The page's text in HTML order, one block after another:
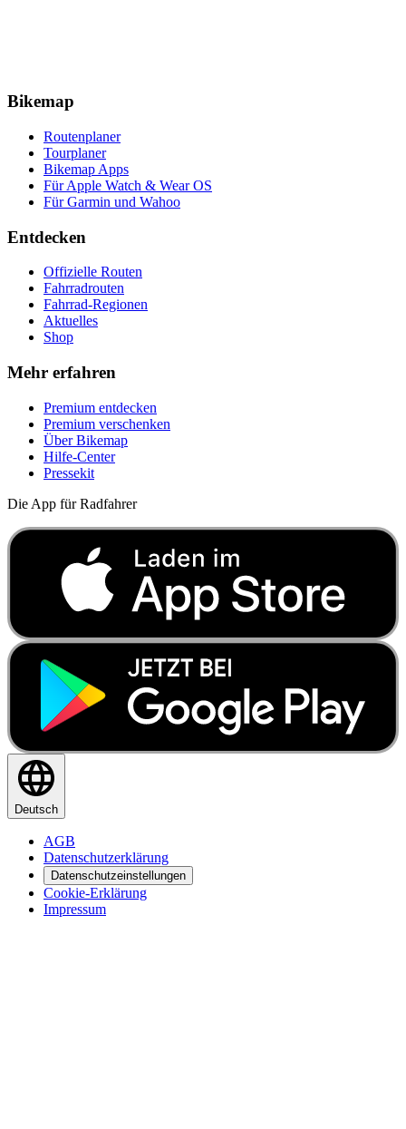
Bikemap
Routenplaner
Tourplaner
Bikemap Apps
Für Apple Watch & Wear OS
Für Garmin und Wahoo
Entdecken
Offizielle Routen
Fahrradrouten
Fahrrad-Regionen
Aktuelles
Shop
Mehr erfahren
Premium entdecken
Premium verschenken
Über Bikemap
Hilfe-Center
Pressekit
Die App für Radfahrer
Deutsch
AGB
Datenschutzerklärung
Datenschutzeinstellungen
Cookie-Erklärung
Impressum